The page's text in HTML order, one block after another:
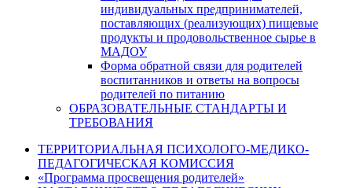
индивидуальных предпринимателей,
поставляющих (реализующих) пищевые
продукты и продовольственное сырье в
МАДОУ
Форма обратной связи для родителей
воспитанников и ответы на вопросы
родителей по питанию
ОБРАЗОВАТЕЛЬНЫЕ СТАНДАРТЫ И
ТРЕБОВАНИЯ
ТЕРРИТОРИАЛЬНАЯ ПСИХОЛОГО-МЕДИКО-
ПЕДАГОГИЧЕСКАЯ КОМИССИЯ
«Программа просвещения родителей»